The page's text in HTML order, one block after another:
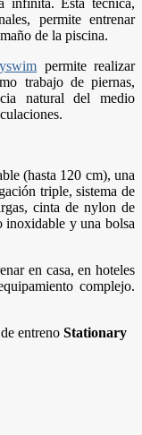
permite entrenar
de la piscina.
permite realizar
trabajo de piernas,
natural del medio
(hasta 120 cm), una
triple, sistema de
cinta de nylon de
inoxidable y una bolsa
en casa, en hoteles
complejo.
entreno Stationary